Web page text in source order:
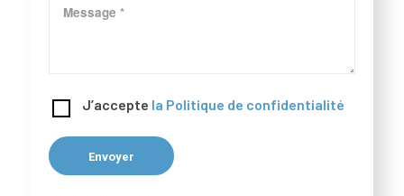
J’accepte la Politique de confidentialité